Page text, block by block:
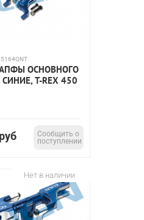
ОСНОВНОГО
T-REX 450
руб
Сообщить о
поступлении
Нет в наличии